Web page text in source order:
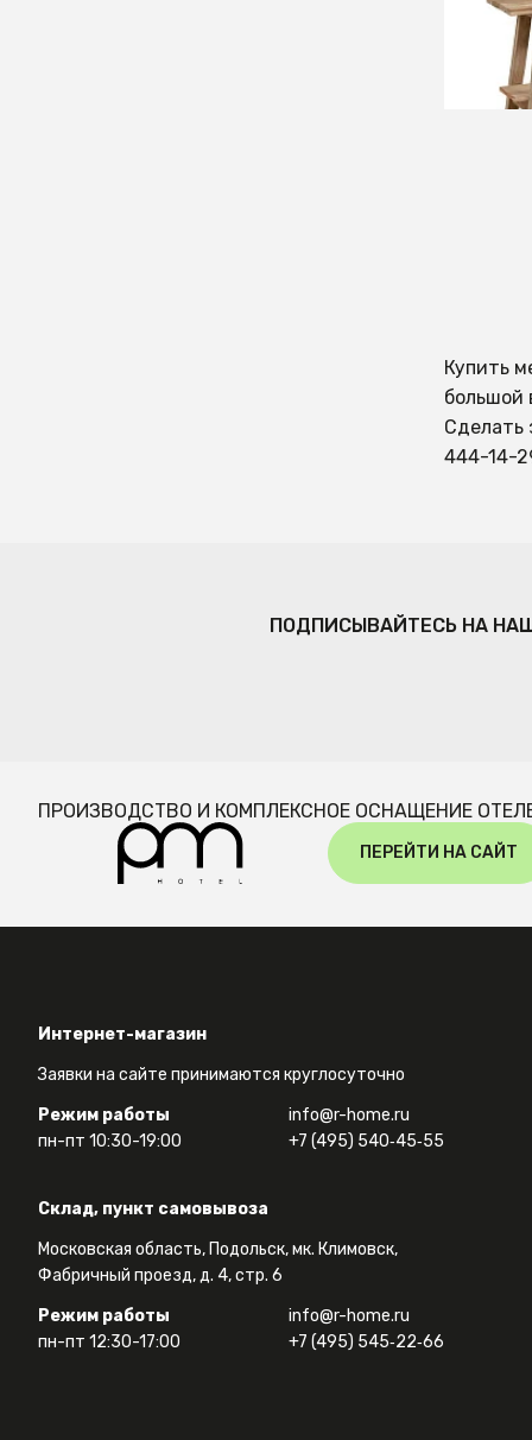
Купить
большой
Сделать
444-14-
ПОДПИСЫВАЙТЕСЬ НА
ПРОИЗВОДСТВО И КОМПЛЕКСНОЕ ОСНАЩЕНИЕ
ПЕРЕЙТИ НА САЙТ
Интернет-магазин
Заявки на сайте принимаются круглосуточно
Режим работы
пн-пт 10:30-19:00
info@r-home.ru
+7 (495) 540‑45‑55
Склад, пункт самовывоза
Московская область, Подольск, мк. Климовск,
Фабричный проезд, д. 4, стр. 6
Режим работы
пн-пт 12:30-17:00
info@r-home.ru
+7 (495) 545‑22‑66